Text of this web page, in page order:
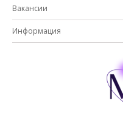
Вакансии
Информация